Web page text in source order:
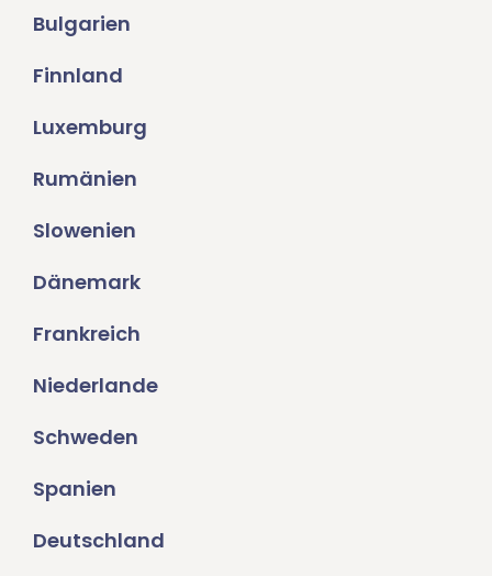
Bulgarien
Finnland
Luxemburg
Rumänien
Slowenien
Dänemark
Frankreich
Niederlande
Schweden
Spanien
Deutschland